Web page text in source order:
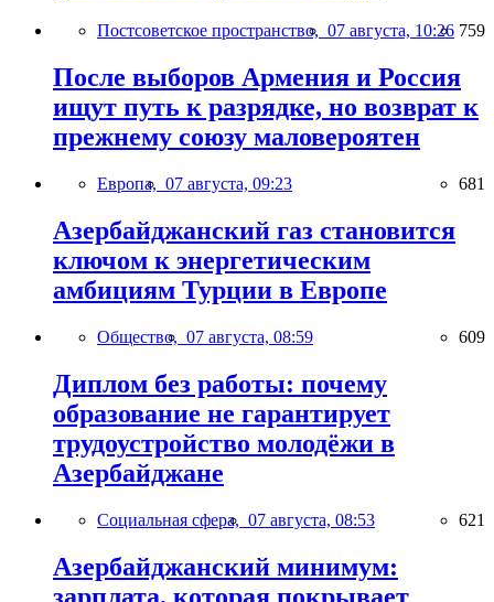
Постсоветское пространство, 07 августа, 10:26 759
После выборов Армения и Россия
ищут путь к разрядке, но возврат к
прежнему союзу маловероятен
Европа, 07 августа, 09:23 681
Азербайджанский газ становится
ключом к энергетическим
амбициям Турции в Европе
Общество, 07 августа, 08:59 609
Диплом без работы: почему
образование не гарантирует
трудоустройство молодёжи в
Азербайджане
Социальная сфера, 07 августа, 08:53 621
Азербайджанский минимум:
зарплата, которая покрывает